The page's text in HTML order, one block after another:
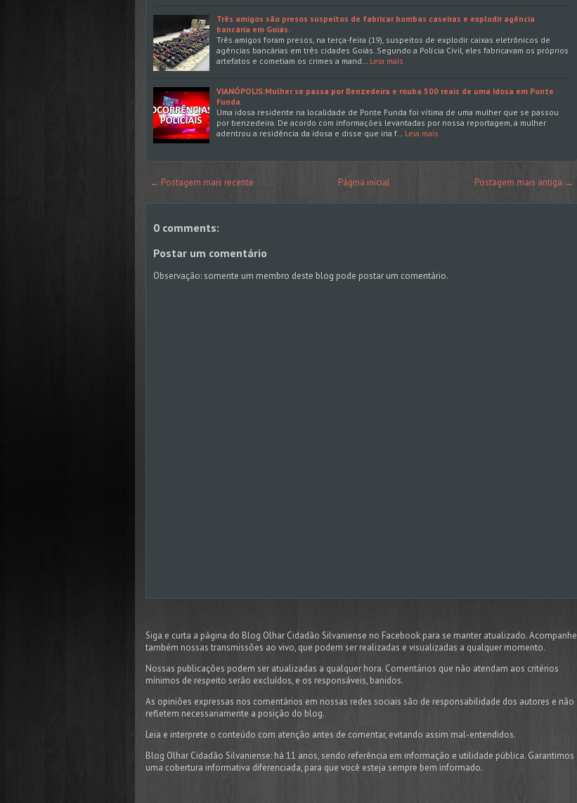
Três amigos são presos suspeitos de fabricar bombas caseiras e explodir agência
bancária em Goiás.
Três amigos foram presos, na terça-feira (19), suspeitos de explodir caixas eletrônicos de
agências bancárias em três cidades Goiás. Segundo a Polícia Civil, eles fabricavam os próprios
artefatos e cometiam os crimes a mand… Leia mais
VIANÓPOLIS:Mulher se passa por Benzedeira e rouba 500 reais de uma Idosa em Ponte
Funda.
Uma idosa residente na localidade de Ponte Funda foi vítima de uma mulher que se passou
por benzedeira. De acordo com informações levantadas por nossa reportagem, a mulher
adentrou a residência da idosa e disse que iria f… Leia mais
← Postagem mais recente Postagem mais antiga →
Página inicial
0 comments:
Postar um comentário
Observação: somente um membro deste blog pode postar um comentário.
Siga e curta a página do Blog Olhar Cidadão Silvaniense no Facebook para se manter atualizado. Acompanhe
também nossas transmissões ao vivo, que podem ser realizadas e visualizadas a qualquer momento.
Nossas publicações podem ser atualizadas a qualquer hora. Comentários que não atendam aos critérios
mínimos de respeito serão excluídos, e os responsáveis, banidos.
As opiniões expressas nos comentários em nossas redes sociais são de responsabilidade dos autores e não
refletem necessariamente a posição do blog.
Leia e interprete o conteúdo com atenção antes de comentar, evitando assim mal-entendidos.
Blog Olhar Cidadão Silvaniense: há 11 anos, sendo referência em informação e utilidade pública. Garantimos
uma cobertura informativa diferenciada, para que você esteja sempre bem informado.